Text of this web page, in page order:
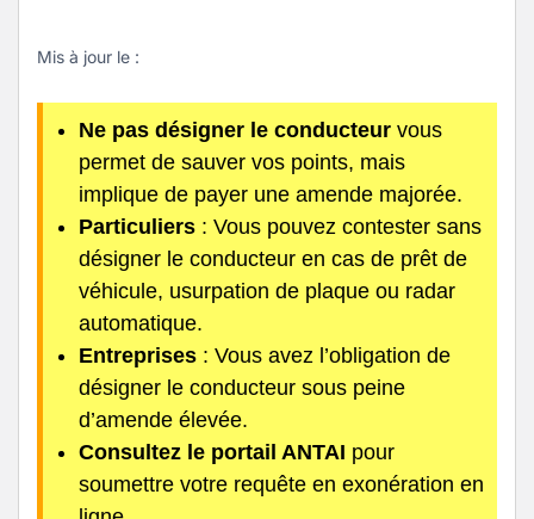
Mis à jour le :
Ne pas désigner le conducteur vous
permet de sauver vos points, mais
implique de payer une amende majorée.
Particuliers : Vous pouvez contester sans
désigner le conducteur en cas de prêt de
véhicule, usurpation de plaque ou radar
automatique.
Entreprises : Vous avez l’obligation de
désigner le conducteur sous peine
d’amende élevée.
Consultez le portail ANTAI pour
soumettre votre requête en exonération en